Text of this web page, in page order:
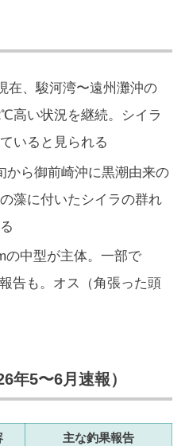
在、駿河湾〜遠州灘沖の
高い状況を継続。シイラ
いると見られる
から御前崎沖に黒潮由来の
藻に付いたシイラの群れ
の中型が主体。一部で
告も。オス（角張った頭
年5〜6月速報）
主な釣果報告